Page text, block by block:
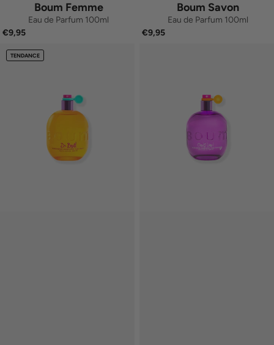
Boum Femme
Eau de Parfum 100ml
€9,95
Boum Savon
Eau de Parfum 100ml
€9,95
TENDANCE